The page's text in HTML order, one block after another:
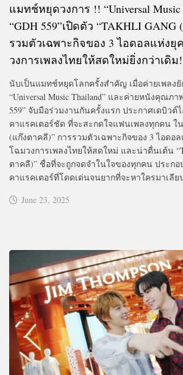
แมทช์หยุดวงการ !! “Universal Music
“GDH 559”เปิดตัว “TAKHLI
รวมตัวเฉพาะกิจของ 3 ไอดอลแห่งยุ
วงการเพลงไทยให้สดใหม่ยิ่งกว่าเดิม
นับเป็นแมทช์หยุดโลกครั้งสำคัญ เมื่อค่ายเพลง
“Universal Music Thailand” และค่ายหนังคุณภา
559” จับมือร่วมงานกันครั้งแรก ประกาศเดบิวต์
คาแรคเตอร์ชัด ที่จะสะกดใจแฟนเพลงทุกคน ใ
(แก๊งตาคลี)” การรวมตัวเฉพาะกิจของ 3 ไอดอ
โฉมวงการเพลงไทยให้สดใหม่ และน่าตื่นเต้น
ตาคลี)” ชื่อที่จะถูกจดจำในใจของทุกคน ประก
คาแรคเตอร์ที่โดดเด่นจนยากที่จะหาใครมาเลี
June 23, 2025